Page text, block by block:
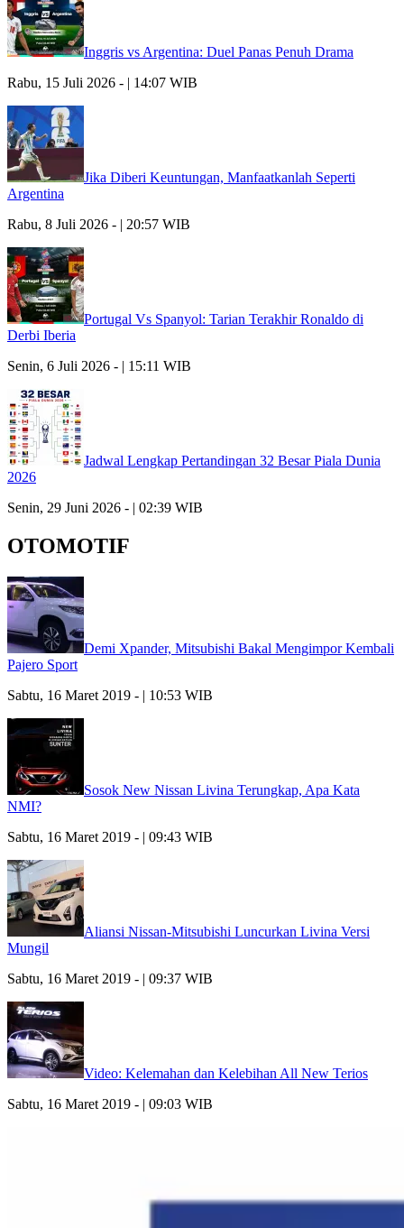
Inggris vs Argentina: Duel Panas Penuh Drama
Rabu, 15 Juli 2026 - | 14:07 WIB
Jika Diberi Keuntungan, Manfaatkanlah Seperti
Argentina
Rabu, 8 Juli 2026 - | 20:57 WIB
Portugal Vs Spanyol: Tarian Terakhir Ronaldo di
Derbi Iberia
Senin, 6 Juli 2026 - | 15:11 WIB
Jadwal Lengkap Pertandingan 32 Besar Piala Dunia
2026
Senin, 29 Juni 2026 - | 02:39 WIB
OTOMOTIF
Demi Xpander, Mitsubishi Bakal Mengimpor Kembali
Pajero Sport
Sabtu, 16 Maret 2019 - | 10:53 WIB
Sosok New Nissan Livina Terungkap, Apa Kata
NMI?
Sabtu, 16 Maret 2019 - | 09:43 WIB
Aliansi Nissan-Mitsubishi Luncurkan Livina Versi
Mungil
Sabtu, 16 Maret 2019 - | 09:37 WIB
Video: Kelemahan dan Kelebihan All New Terios
Sabtu, 16 Maret 2019 - | 09:03 WIB